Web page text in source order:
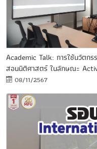
Academic Talk: การใช้นวัตกร
สอนนิติศาสตร์ ในลักษณะ
08/11/2567